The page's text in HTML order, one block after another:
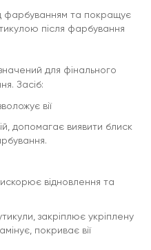
фарбуванням та покращує
після фарбування
для фінального
Засіб:
вії
допомагає виявити блиск
відновлення та
закріплює укріплену
покриває вії